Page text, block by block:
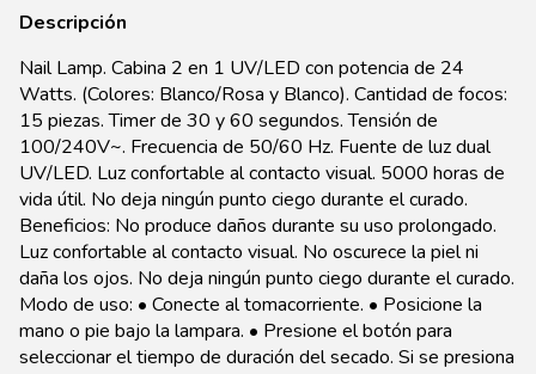
Descripción
Nail Lamp. Cabina 2 en 1 UV/LED con potencia de 24
Watts. (Colores: Blanco/Rosa y Blanco). Cantidad de focos:
15 piezas. Timer de 30 y 60 segundos. Tensión de
100/240V~. Frecuencia de 50/60 Hz. Fuente de luz dual
UV/LED. Luz confortable al contacto visual. 5000 horas de
vida útil. No deja ningún punto ciego durante el curado.
Beneficios: No produce daños durante su uso prolongado.
Luz confortable al contacto visual. No oscurece la piel ni
daña los ojos. No deja ningún punto ciego durante el curado.
Modo de uso: • Conecte al tomacorriente. • Posicione la
mano o pie bajo la lampara. • Presione el botón para
seleccionar el tiempo de duración del secado. Si se presiona